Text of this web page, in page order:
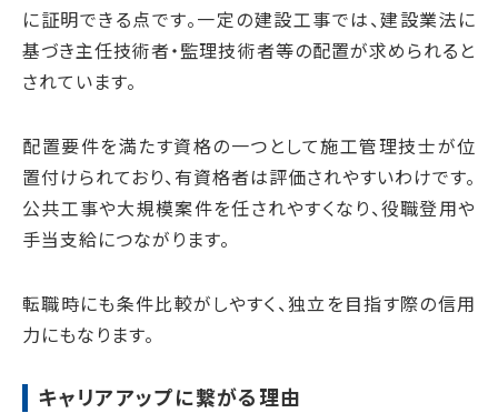
に証明できる点です。一定の建設工事では、建設業法に
基づき主任技術者・監理技術者等の配置が求められると
されています。
配置要件を満たす資格の一つとして施工管理技士が位
置付けられており、有資格者は評価されやすいわけです。
公共工事や大規模案件を任されやすくなり、役職登用や
手当支給につながります。
転職時にも条件比較がしやすく、独立を目指す際の信用
力にもなります。
キャリアアップに繋がる理由